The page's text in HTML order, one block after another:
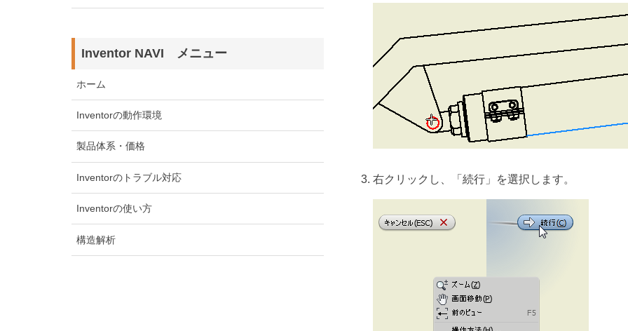
右クリックし、「続行」を選択します。
Inventor NAVI メニュー
ホーム
Inventorの動作環境
製品体系・価格
Inventorのトラブル対応
Inventorの使い方
構造解析